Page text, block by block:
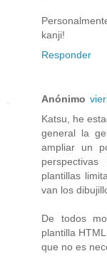
kanji!
Responder
Anónimo
Katsu, he
general la
ampliar un
plantillas
van los
De todos
plantilla
que no es